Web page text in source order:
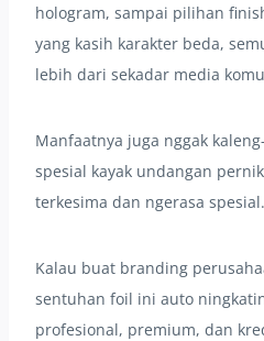
hologram, sampai pilihan
yang kasih karakter beda,
lebih dari sekadar media
Manfaatnya juga nggak
spesial kayak undangan
terkesima dan ngerasa spesial.
Kalau buat branding
sentuhan foil ini auto
profesional, premium, dan